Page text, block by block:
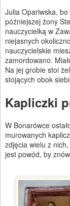
Julia Opariwska, bo
późniejszej żony
nauczycielką w
niejasnych
nauczycielskie
zamordowano.
Na jej grobie stoi
stojących obok
Kapliczki
W Bonarówce
murowanych
zdjęcia wielu z
jest powód, by